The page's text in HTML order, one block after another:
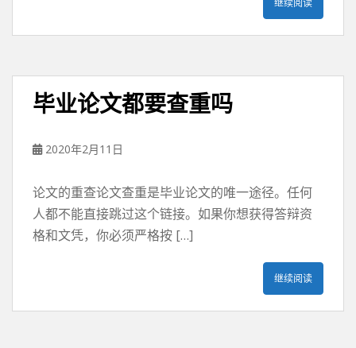
继续阅读
毕业论文都要查重吗
2020年2月11日
论文的重查论文查重是毕业论文的唯一途径。任何
人都不能直接跳过这个链接。如果你想获得答辩资
格和文凭，你必须严格按 […]
继续阅读